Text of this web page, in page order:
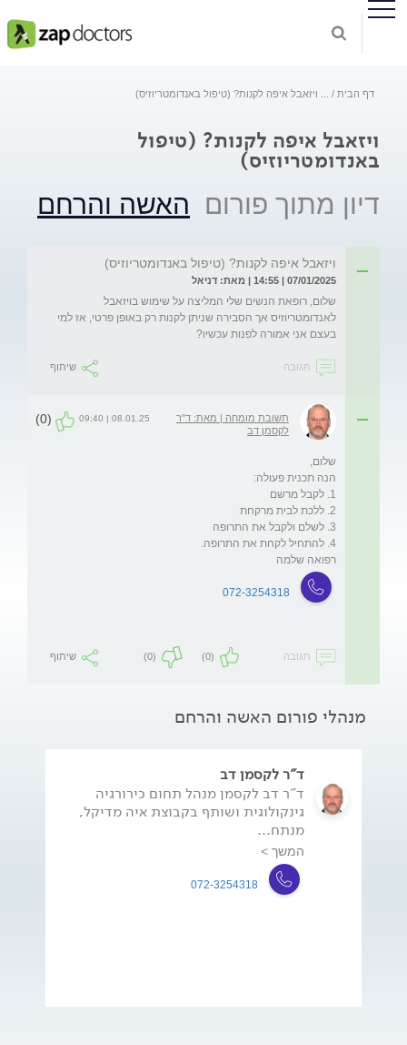
דף הבית ויזאבל איפה לקנות? (טיפול באנדומטריוזיס)
ויזאבל איפה לקנות? (טיפול
באנדומטריוזיס)
דיון מתוך פורום האשה והרחם
ויזאבל איפה לקנות? (טיפול באנדומטריוזיס)
07/01/2025 | 14:55 | מאת: דניאל
שלום, רופאת הנשים שלי המליצה על שימוש בויזאבל
לאנדומטריוזיס אך הסבירה שניתן לקנות רק באופן פרטי, אז למי
בעצם אני אמורה לפנות עכשיו?
תגובה שיתוף
תשובת מומחה | מאת: ד"ר
לקסמן דב
08.01.25 | 09:40
(0)
רפואה שלמה
072-3254318
תגובה (0)
(0) שיתוף
מנהלי פורום האשה והרחם
ד"ר לקסמן דב
ד"ר דב לקסמן מנהל תחום כירורגיה
גינקולוגית ושותף בקבוצת איה מדיקל,
מנתח...
המשך >
072-3254318